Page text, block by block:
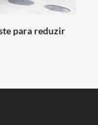
para reduzir